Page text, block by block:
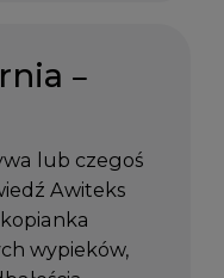
–
lub czegoś
Awiteks
wypieków,